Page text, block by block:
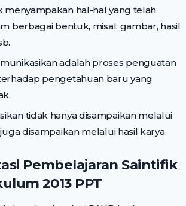
menyampakan hal-hal yang telah
berbagai bentuk, misal: gambar, hasil
adalah proses penguatan
pengetahuan baru yang
tidak hanya disampaikan melalui
disampaikan melalui hasil karya.
Pembelajaran Saintifik
2013 PPT